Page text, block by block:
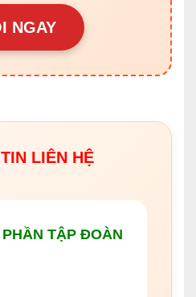
NGAY
LIÊN HỆ
TẬP ĐOÀN